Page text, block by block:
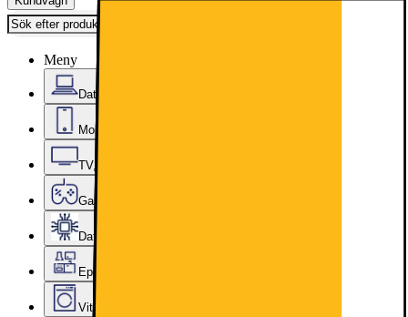
Meny
Datorer & Kontor
Mobiler, Tablets & Smartklockor
TV, Ljud & Smart Hem
Gaming
Datorkomponenter
Epoq Kök & Tvättstuga
Vitvaror